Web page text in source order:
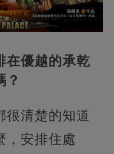
在優越的承乾
？
很清楚的知道
，安排住處